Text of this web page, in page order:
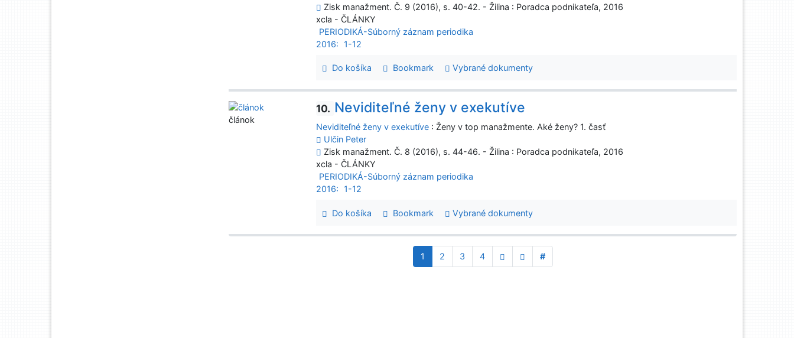
Zisk manažment. Č. 9 (2016), s. 40-42. - Žilina : Poradca podnikateľa, 2016
xcla - ČLÁNKY
PERIODIKÁ-Súborný záznam periodika
2016:
1-12
Do košíka Bookmark Vybrané dokumenty
10. Neviditeľné ženy v exekutíve
Neviditeľné ženy v exekutíve : Ženy v top manažmente. Aké ženy? 1. časť
Ulčin Peter
Zisk manažment. Č. 8 (2016), s. 44-46. - Žilina : Poradca podnikateľa, 2016
xcla - ČLÁNKY
PERIODIKÁ-Súborný záznam periodika
2016:
1-12
Do košíka Bookmark Vybrané dokumenty
článok
1 2 3 4 #